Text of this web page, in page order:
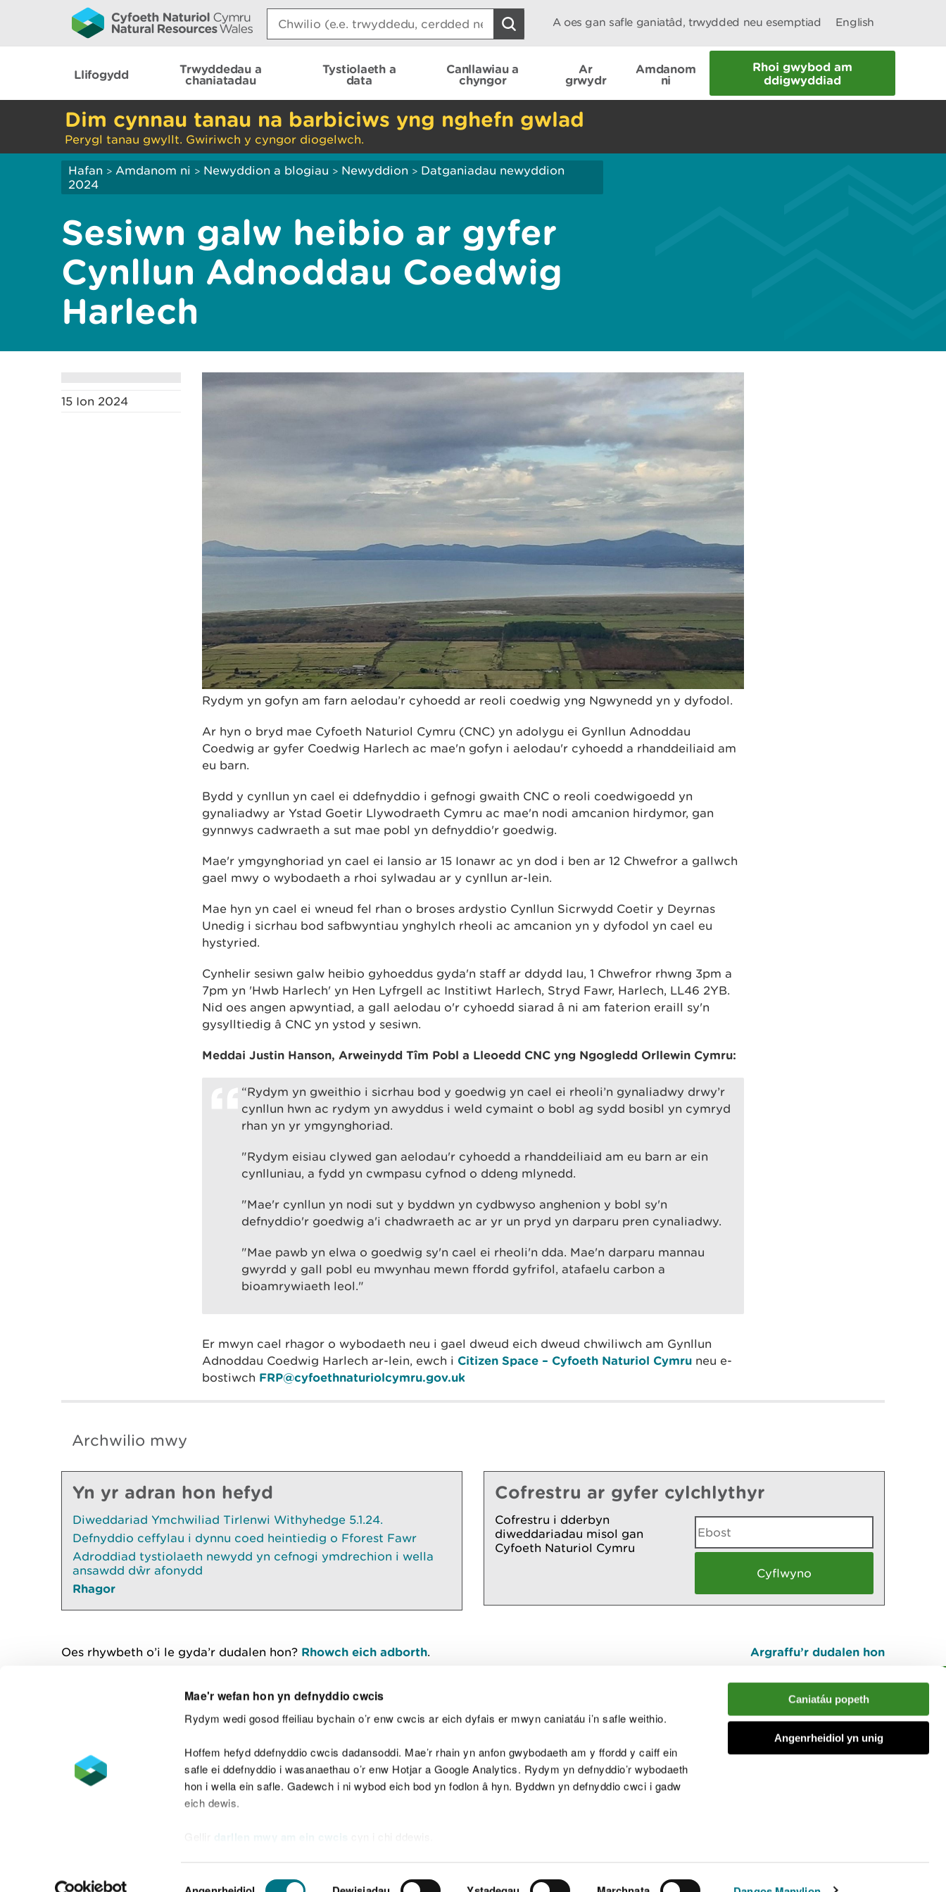
Mae'r wefan hon yn defnyddio cwcis
Rydym wedi gosod ffeiliau bychain o’r enw cwcis ar eich dyfais er mwyn caniatáu i’n safle weithio.
Hoffem hefyd ddefnyddio cwcis dadansoddi. Mae’r rhain yn anfon gwybodaeth am y ffordd y caiff ein
safle ei ddefnyddio i wasanaethau o’r enw Hotjar a Google Analytics. Rydym yn defnyddio’r wybodaeth
hon i wella ein safle. Gadewch i ni wybod eich bod yn fodlon â hyn. Byddwn yn defnyddio cwci i gadw
eich dewis.
darllen mwy am ein cwcis
Caniatáu popeth
Angenrheidiol yn unig
Search:
A oes gan safle ganiatâd, trwydded neu esemptiad English
Llifogydd
Trwyddedau a
chaniatadau
Tystiolaeth a
data
Canllawiau a
chyngor
Ar
grwydr
Amdanom
ni
Rhoi gwybod am
ddigwyddiad
Dim cynnau tanau na barbiciws yng nghefn gwlad
Perygl tanau gwyllt. Gwiriwch y cyngor diogelwch.
Hafan > Amdanom ni > Newyddion a blogiau > Newyddion > Datganiadau newyddion
2024
Sesiwn galw heibio ar gyfer
Cynllun Adnoddau Coedwig
Harlech
15 Ion 2024
Rydym yn gofyn am farn aelodau’r cyhoedd ar reoli coedwig yng Ngwynedd yn y dyfodol.
Ar hyn o bryd mae Cyfoeth Naturiol Cymru (CNC) yn adolygu ei Gynllun Adnoddau
Coedwig ar gyfer Coedwig Harlech ac mae'n gofyn i aelodau'r cyhoedd a rhanddeiliaid am
eu barn.
Bydd y cynllun yn cael ei ddefnyddio i gefnogi gwaith CNC o reoli coedwigoedd yn
gynaliadwy ar Ystad Goetir Llywodraeth Cymru ac mae'n nodi amcanion hirdymor, gan
gynnwys cadwraeth a sut mae pobl yn defnyddio'r goedwig.
Mae'r ymgynghoriad yn cael ei lansio ar 15 Ionawr ac yn dod i ben ar 12 Chwefror a gallwch
gael mwy o wybodaeth a rhoi sylwadau ar y cynllun ar-lein.
Mae hyn yn cael ei wneud fel rhan o broses ardystio Cynllun Sicrwydd Coetir y Deyrnas
Unedig i sicrhau bod safbwyntiau ynghylch rheoli ac amcanion yn y dyfodol yn cael eu
hystyried.
Cynhelir sesiwn galw heibio gyhoeddus gyda'n staff ar ddydd Iau, 1 Chwefror rhwng 3pm a
7pm yn 'Hwb Harlech' yn Hen Lyfrgell ac Institiwt Harlech, Stryd Fawr, Harlech, LL46 2YB.
Nid oes angen apwyntiad, a gall aelodau o'r cyhoedd siarad â ni am faterion eraill sy'n
gysylltiedig â CNC yn ystod y sesiwn.
Meddai Justin Hanson, Arweinydd Tîm Pobl a Lleoedd CNC yng Ngogledd Orllewin Cymru:
“Rydym yn gweithio i sicrhau bod y goedwig yn cael ei rheoli’n gynaliadwy drwy’r
cynllun hwn ac rydym yn awyddus i weld cymaint o bobl ag sydd bosibl yn cymryd
rhan yn yr ymgynghoriad.
"Rydym eisiau clywed gan aelodau'r cyhoedd a rhanddeiliaid am eu barn ar ein
cynlluniau, a fydd yn cwmpasu cyfnod o ddeng mlynedd.
"Mae'r cynllun yn nodi sut y byddwn yn cydbwyso anghenion y bobl sy'n
defnyddio'r goedwig a'i chadwraeth ac ar yr un pryd yn darparu pren cynaliadwy.
"Mae pawb yn elwa o goedwig sy'n cael ei rheoli'n dda. Mae'n darparu mannau
gwyrdd y gall pobl eu mwynhau mewn ffordd gyfrifol, atafaelu carbon a
bioamrywiaeth leol."
Er mwyn cael rhagor o wybodaeth neu i gael dweud eich dweud chwiliwch am Gynllun
Adnoddau Coedwig Harlech ar-lein, ewch i Citizen Space – Cyfoeth Naturiol Cymru neu e-
bostiwch FRP@cyfoethnaturiolcymru.gov.uk
Archwilio mwy
Yn yr adran hon hefyd
Diweddariad Ymchwiliad Tirlenwi Withyhedge 5.1.24.
Defnyddio ceffylau i dynnu coed heintiedig o Fforest Fawr
Adroddiad tystiolaeth newydd yn cefnogi ymdrechion i wella
ansawdd dŵr afonydd
Rhagor
Cofrestru ar gyfer cylchlythyr
Cofrestru i dderbyn
diweddariadau misol gan
Cyfoeth Naturiol Cymru
Oes rhywbeth o’i le gyda’r dudalen hon? Rhowch eich adborth. Argraffu’r dudalen hon
I fyny
Datganiad hygyrchedd Safonau'r Gymraeg
Datganiad caethwasiaeth fodern